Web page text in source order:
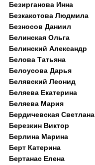
Безирганова Инна
Безкакотова Людмила
Безносов Даниил
Белинская Ольга
Белинский Александр
Белова Татьяна
Белоусова Дарья
Белявский Леонид
Беляева Екатерина
Беляева Мария
Бердичевская Светлана
Березкин Виктор
Берлина Марина
Берт Катерина
Бертанас Елена